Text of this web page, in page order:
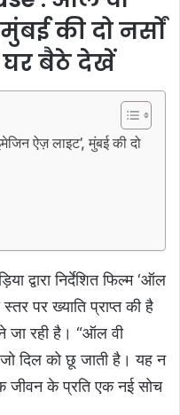
की दो नर्सों
बैठे देखें
ऐज़ लाइट’, मुंबई की दो
द्वारा निर्देशित फिल्म ‘ऑल
पर ख्याति प्राप्त की है
रही है। “ऑल वी
दिल को छू जाती है। यह न
जीवन के प्रति एक नई सोच